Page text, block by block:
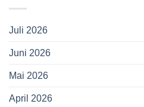
Juli 2026
Juni 2026
Mai 2026
April 2026